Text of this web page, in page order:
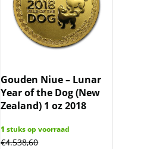
Gouden Niue – Lunar
Year of the Dog (New
Zealand) 1 oz 2018
1 stuks op voorraad
€4.538,60